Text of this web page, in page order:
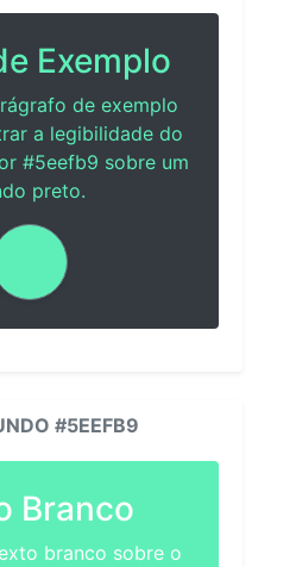
Exemplo
de exemplo
a legibilidade do
#5eefb9 sobre um
preto.
#5EEFB9
Branco
branco sobre o